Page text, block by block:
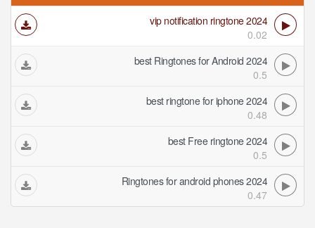
vip notification ringtone 2024
0.02
best Ringtones for Android 2024
0.5
best ringtone for iphone 2024
0.48
best Free ringtone 2024
0.5
Ringtones for android phones 2024
0.47